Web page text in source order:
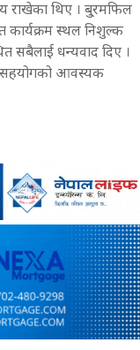
राखेका थिए । बु्रमफिल
कार्यक्रम स्थल निशुल्क
सबैलाई धन्यवाद दिए ।
सहयोगको आवस्यक